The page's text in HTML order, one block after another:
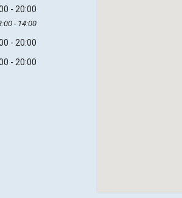
20:00
14:00
20:00
20:00